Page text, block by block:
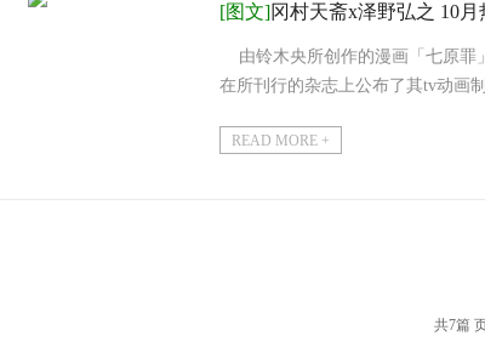
[图文]冈村天斋x泽野弘之 10月
由铃木央所创作的漫画「七原罪
在所刊行的杂志上公布了其tv动画
READ MORE +
共7篇